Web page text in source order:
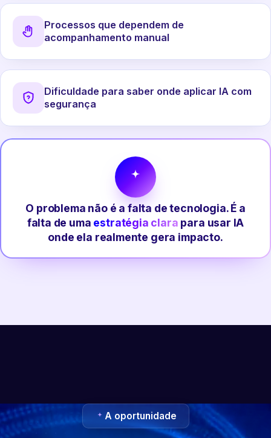
Processos que dependem de
acompanhamento manual
Dificuldade para saber onde aplicar IA com
segurança
O problema não é a falta de tecnologia. É a
falta de uma estratégia clara para usar IA
onde ela realmente gera impacto.
A oportunidade